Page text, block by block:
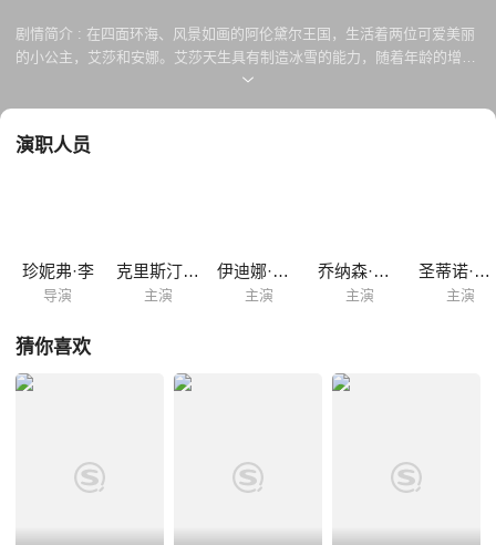
剧情简介 : 在四面环海、风景如画的阿伦黛尔王国，生活着两位可爱美丽
的小公主，艾莎和安娜。艾莎天生具有制造冰雪的能力，随着年龄的增
长，她的能力越来越强，甚至险些夺走妹妹的生命。为此国王紧闭宫门，
兢，唯恐被人识破隐藏了多年的秘密。然而当听说安娜（克里斯汀·贝尔
Groff 配音）的帮助下总算来到姐姐的宫殿，她能否让国家重新找回失落
演职人员
珍妮弗·李
导演
克里斯汀·贝尔
主演
伊迪娜·门泽尔
主演
乔纳森·格罗夫
主演
圣蒂诺·方塔纳
主演
猜你喜欢